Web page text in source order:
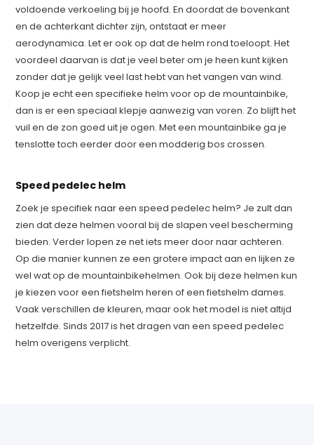
voldoende verkoeling bij je hoofd. En doordat de bovenkant
en de achterkant dichter zijn, ontstaat er meer
aerodynamica. Let er ook op dat de helm rond toeloopt. Het
voordeel daarvan is dat je veel beter om je heen kunt kijken
zonder dat je gelijk veel last hebt van het vangen van wind.
Koop je echt een specifieke helm voor op de mountainbike,
dan is er een speciaal klepje aanwezig van voren. Zo blijft het
vuil en de zon goed uit je ogen. Met een mountainbike ga je
tenslotte toch eerder door een modderig bos crossen.
Speed pedelec helm
Zoek je specifiek naar een speed pedelec helm? Je zult dan
zien dat deze helmen vooral bij de slapen veel bescherming
bieden. Verder lopen ze net iets meer door naar achteren.
Op die manier kunnen ze een grotere impact aan en lijken ze
wel wat op de mountainbikehelmen. Ook bij deze helmen kun
je kiezen voor een fietshelm heren of een fietshelm dames.
Vaak verschillen de kleuren, maar ook het model is niet altijd
hetzelfde. Sinds 2017 is het dragen van een speed pedelec
helm overigens verplicht.